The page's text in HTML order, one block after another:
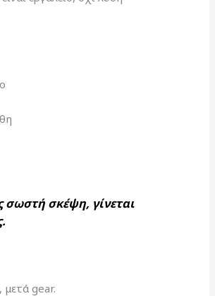
σωστή σκέψη, γίνεται
gear.